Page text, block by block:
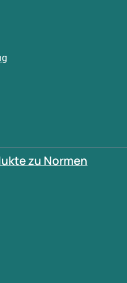
zu Normen